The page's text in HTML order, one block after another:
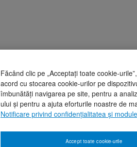
Făcând clic pe „Acceptați toate cookie-
acord cu stocarea cookie-urilor pe
îmbunătăți navigarea pe site, pentru a
ului și pentru a ajuta eforturile noastre de
Notificare privind confidențialitatea și
Accept toate cookie-urile